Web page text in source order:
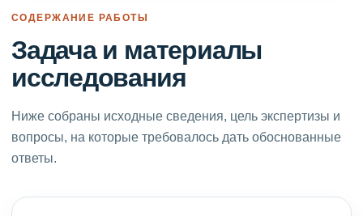
СОДЕРЖАНИЕ РАБОТЫ
Задача и материалы
исследования
Ниже собраны исходные сведения, цель экспертизы и
вопросы, на которые требовалось дать обоснованные
ответы.